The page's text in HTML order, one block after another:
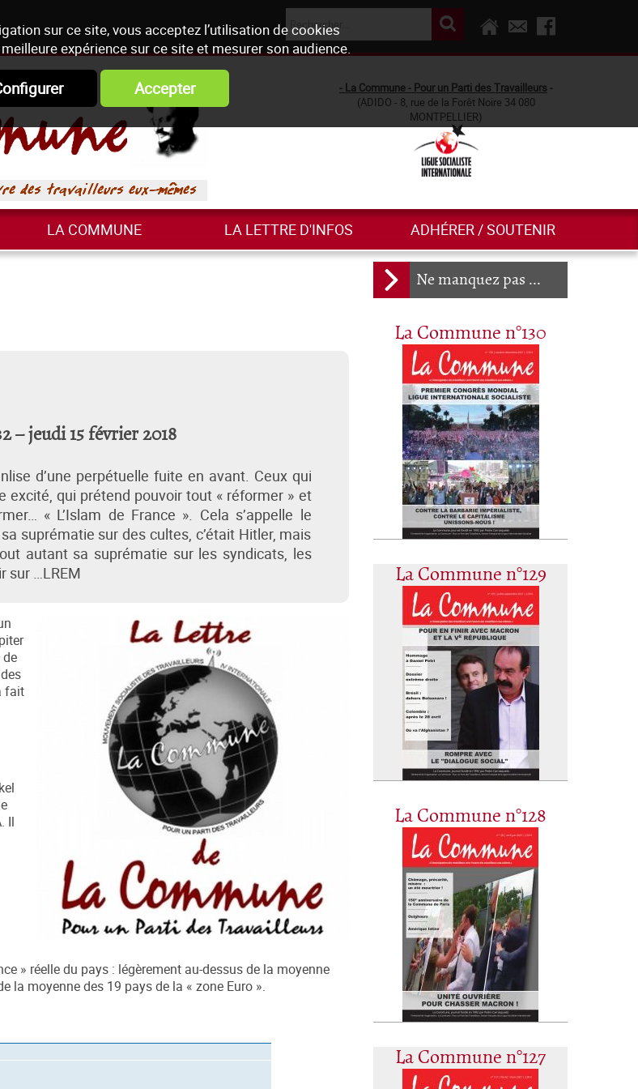
sur ce site, vous acceptez l’utilisation de cookies
expérience sur ce site et mesurer son audience.
Accepter - La Commune - Pour un Parti des Travailleurs -
(ADIDO - 8, rue de la Forêt Noire 34 080
MONTPELLIER)
LA COMMUNE LA LETTRE D'INFOS ADHÉRER / SOUTENIR
Ne manquez pas ...
La Commune n°130
La Commune n°129
La Commune n°128
La Commune n°127
– jeudi 15 février 2018
d’une perpétuelle fuite en avant. Ceux qui
excité, qui prétend pouvoir tout « réformer » et
« L’Islam de France ». Cela s’appelle le
suprématie sur des cultes, c’était Hitler, mais
autant sa suprématie sur les syndicats, les
sur …LREM
de
fait
Il
» réelle du pays : légèrement au-dessus de la moyenne
la moyenne des 19 pays de la « zone Euro ».